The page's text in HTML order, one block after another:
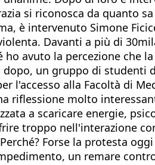
si riconosca da quanto
è intervenuto Simone
Davanti a più di
avuto la percezione che
un gruppo di
l'accesso alla Facoltà di
riflessione molto
a scaricare energie,
troppo nell'interazione
Forse la protesta
un remare